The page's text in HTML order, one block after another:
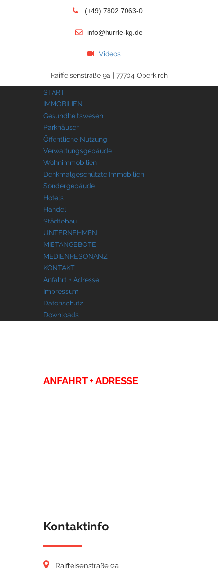
(+49) 7802 7063-0
info@hurrle-kg.de
Videos
Raiffeisenstraße 9a | 77704 Oberkirch
START
IMMOBILIEN
Gesundheitswesen
Parkhäuser
Öffentliche Nutzung
Verwaltungsgebäude
Wohnimmobilien
Denkmalgeschützte Immobilien
Sondergebäude
Hotels
Handel
Städtebau
UNTERNEHMEN
MIETANGEBOTE
MEDIENRESONANZ
KONTAKT
Anfahrt + Adresse
Impressum
Datenschutz
Downloads
ANFAHRT + ADRESSE
Kontaktinfo
Raiffeisenstraße 9a